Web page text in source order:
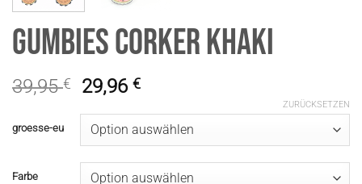
Gumbies Corker khaki
39,95€ 29,96€
groesse-eu
Farbe
ZURÜCKSETZEN